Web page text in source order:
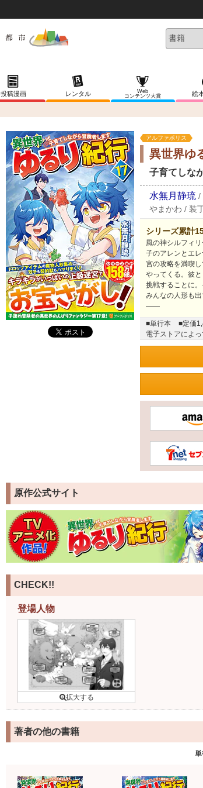
投稿漫画 レンタル
Web
コンテンツ大賞
絵
アルファポリス
異世界ゆ
子育てしな
水無月静琉 /
やまかわ / 装
シリーズ累計
風の神シルフィ
子のアレンとエ
宮の攻略を満喫
やってくる。彼
挑戦することに
みんなの人形も
――
■単行本 ■定価
電子ストアによっ
原作公式サイト
CHECK!!
登場人物
著者の他の書籍
単